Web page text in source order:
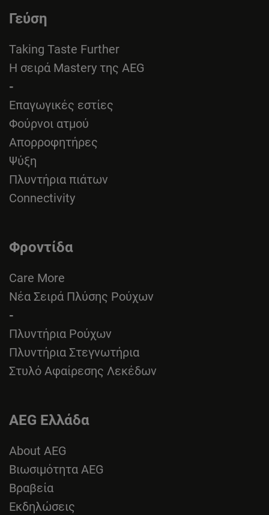
Γεύση
Taking Taste Further
Η σειρά Mastery της AEG
-
Επαγωγικές εστίες
Φούρνοι ατμού
Απορροφητήρες
Ψύξη
Πλυντήρια πιάτων
Connectivity
Φροντίδα
Care More
Νέα Σειρά Πλύσης Ρούχων
-
Πλυντήρια Ρούχων
Πλυντήρια Στεγνωτήρια
Στυλό Αφαίρεσης Λεκέδων
AEG Ελλάδα
About AEG
Βιωσιμότητα AEG
Βραβεία
Εκδηλώσεις